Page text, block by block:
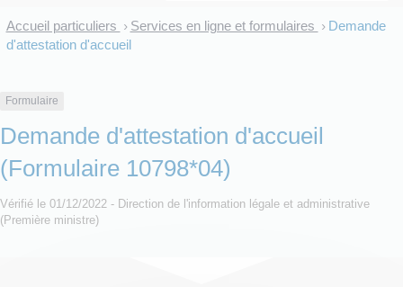
Accueil particuliers > Services en ligne et formulaires > Demande
d'attestation d'accueil
Formulaire
Demande d'attestation d'accueil
(Formulaire 10798*04)
Vérifié le 01/12/2022 - Direction de l'information légale et administrative
(Première ministre)